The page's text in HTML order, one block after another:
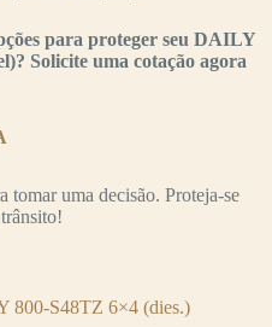
para proteger seu DAILY
Solicite uma cotação agora
tomar uma decisão. Proteja-se
800-S48TZ 6×4 (dies.)